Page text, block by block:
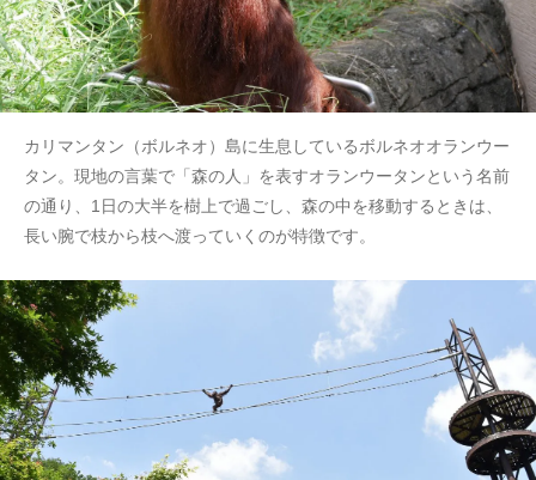
カリマンタン（ボルネオ）島に生息しているボルネオオランウー
タン。現地の言葉で「森の人」を表すオランウータンという名前
の通り、1日の大半を樹上で過ごし、森の中を移動するときは、
長い腕で枝から枝へ渡っていくのが特徴です。